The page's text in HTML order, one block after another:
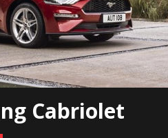
Cabriolet